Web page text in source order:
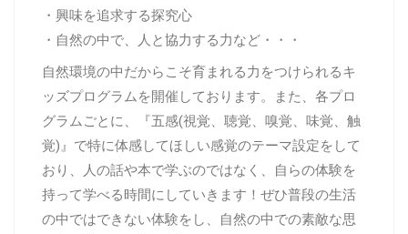
・興味を追求する探究心
・自然の中で、人と協力する力など・・・
自然環境の中だからこそ育まれる力をつけられるキ
ッズプログラムを開催しております。また、各プロ
グラムごとに、『五感(視覚、聴覚、嗅覚、味覚、触
覚)』で特に体感してほしい感覚のテーマ設定をして
おり、人の話や本で学ぶのではなく、自らの体験を
持って学べる時間にしていきます！ぜひ普段の生活
の中ではできない体験をし、自然の中での素敵な思